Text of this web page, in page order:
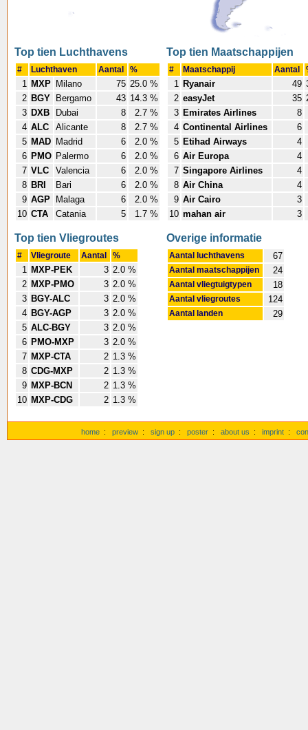
Top tien Luchthavens
# Luchthaven Aantal %
1 MXP Milano 75 25.0 %
2 BGY Bergamo 43 14.3 %
3 DXB Dubai 8
2.7 %
4 ALC Alicante 8
2.7 %
5 MAD Madrid 6
2.0 %
6 PMO Palermo 6
2.0 %
7 VLC Valencia 6
2.0 %
8 BRI Bari 6
2.0 %
9 AGP Malaga 6
2.0 %
10 CTA Catania 5 1.7 %
Top tien Maatschappijen
# Maatschappij Aantal
1 Ryanair 49
2 easyJet 35
3 Emirates Airlines
8
4 Continental Airlines
6
5 Etihad Airways
4
6 Air Europa
4
7 Singapore Airlines
4
8 Air China
4
9 Air Cairo
3
10 mahan air 3
Top tien Vliegroutes
# Vliegroute Aantal %
1 MXP-PEK 3 2.0 %
2 MXP-PMO 3 2.0 %
3 BGY-ALC 3 2.0 %
4 BGY-AGP 3 2.0 %
5 ALC-BGY 3 2.0 %
6 PMO-MXP 3 2.0 %
7 MXP-CTA 2 1.3 %
8 CDG-MXP 2 1.3 %
9 MXP-BCN 2 1.3 %
10 MXP-CDG 2 1.3 %
Overige informatie
Aantal luchthavens 67
Aantal maatschappijen 24
Aantal vliegtuigtypen 18
Aantal vliegroutes 124
Aantal landen 29
home : preview : sign up : poster : about us : imprint :